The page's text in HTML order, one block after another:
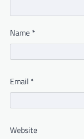
Name *
Email *
Website